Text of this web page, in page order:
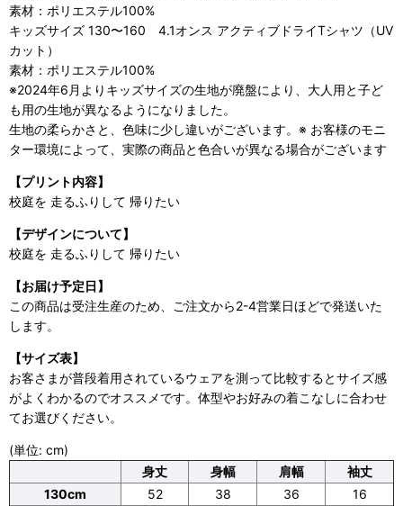
素材：ポリエステル100%
キッズサイズ 130〜160 4.1オンス アクティブドライTシャツ（UV
カット）
素材：ポリエステル100%
※2024年6月よりキッズサイズの生地が廃盤により、大人用と子ど
も用の生地が異なるようになりました。
生地の柔らかさと、色味に少し違いがございます。※ お客様のモニ
ター環境によって、実際の商品と色合いが異なる場合がございます
【プリント内容】
校庭を 走るふりして 帰りたい
【デザインについて】
校庭を 走るふりして 帰りたい
【お届け予定日】
この商品は受注生産のため、ご注文から2-4営業日ほどで発送いた
します。
【サイズ表】
お客さまが普段着用されているウェアを測って比較するとサイズ感
がよくわかるのでオススメです。体型やお好みの着こなしに合わせ
てお選びください。
(単位: cm)
身丈
身幅 肩幅
袖丈
130cm
52 38 36
16